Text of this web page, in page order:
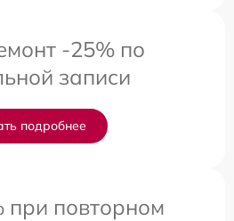
-25% по
записи
подробнее
при повторном